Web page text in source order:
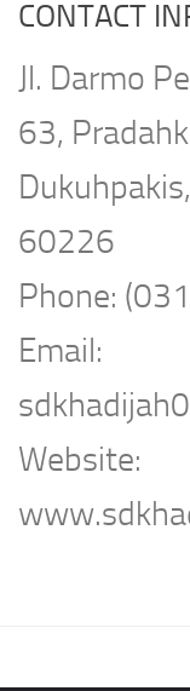
CONTACT
Jl. Darmo
63,
60226
Phone:
Email:
Website: